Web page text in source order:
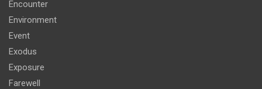
Encounter
Environment
Event
Exodus
Exposure
Farewell